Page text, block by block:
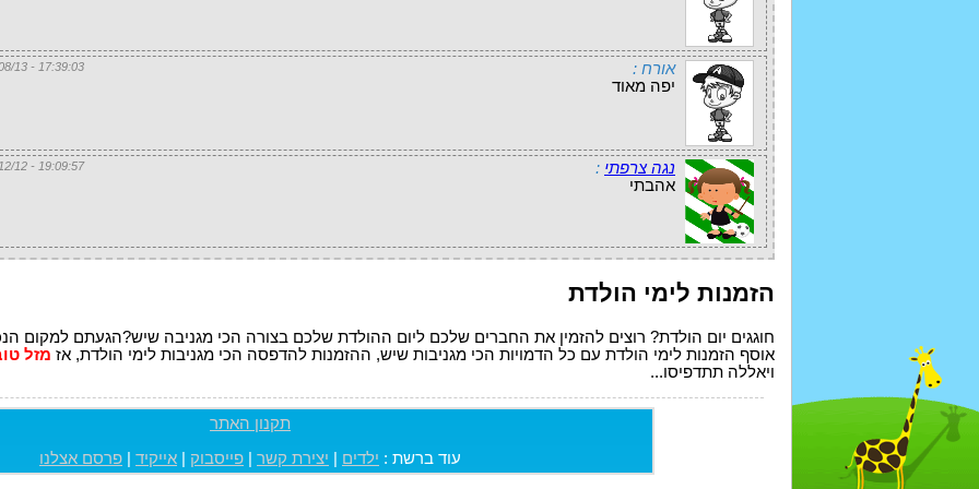
אורח : 17:39:03 - 07/08/13
יפה מאוד
נגה צרפתי :
19:09:57 - 20/12/12
אהבתי
הזמנות לימי הולדת
חוגגים יום הולדת? רוצים להזמין את החברים שלכם ליום ההולדת שלכם בצורה הכי מגניבה שיש?הגעתם למקום
אוסף הזמנות לימי הולדת עם כל הדמויות הכי מגניבות שיש, ההזמנות להדפסה הכי מגניבות לימי הולדת, אז מזל
ויאללה תתדפיסו...
תקנון האתר
עוד ברשת : ילדים יצירת קשר פייסבוק אייקיד פרסם אצלנו